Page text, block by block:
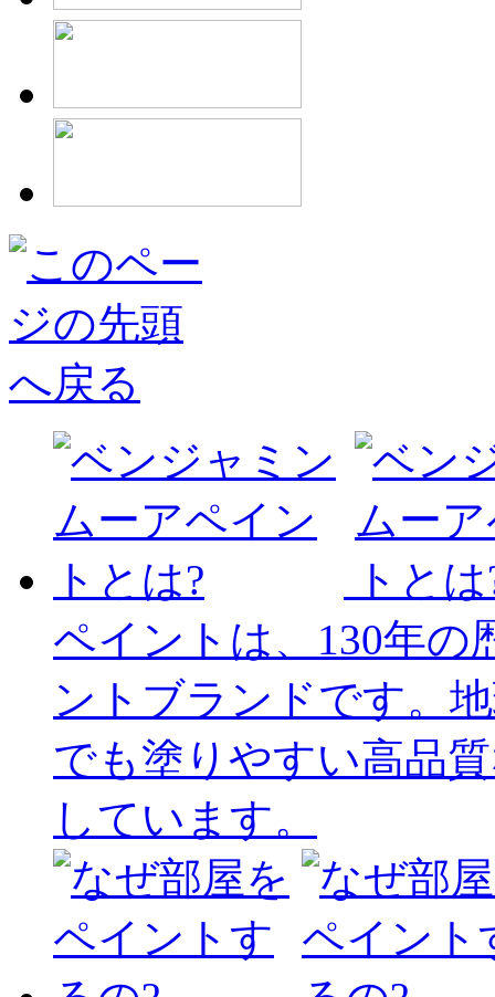
ペイントは、130年の
ントブランドです。
でも塗りやすい高品
しています。